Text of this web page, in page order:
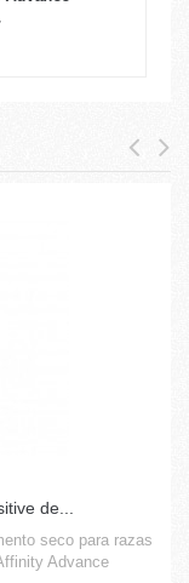
de...
seco para razas
Advance